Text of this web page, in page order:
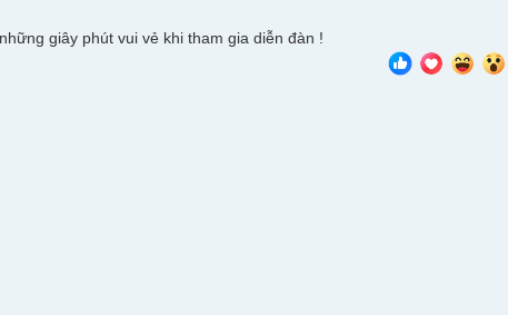
giây phút vui vẻ khi tham gia diễn đàn !